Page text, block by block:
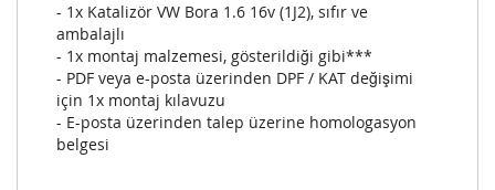
- 1x Katalizör VW Bora 1.6 16v (1J2), sıfır ve
ambalajlı
- 1x montaj malzemesi, gösterildiği gibi***
- PDF veya e-posta üzerinden DPF / KAT değişimi
için 1x montaj kılavuzu
- E-posta üzerinden talep üzerine homologasyon
belgesi